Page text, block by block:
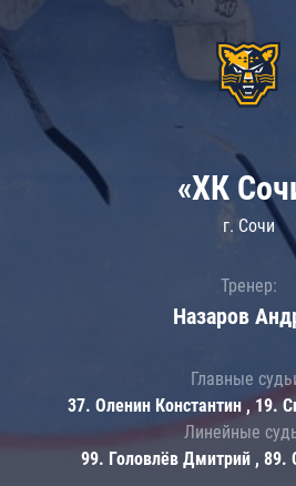
«ХК
г. Сочи
Тренер:
Назаров
Главные
37. Оленин Константин , 19.
Линейные
99. Головлёв Дмитрий , 89.